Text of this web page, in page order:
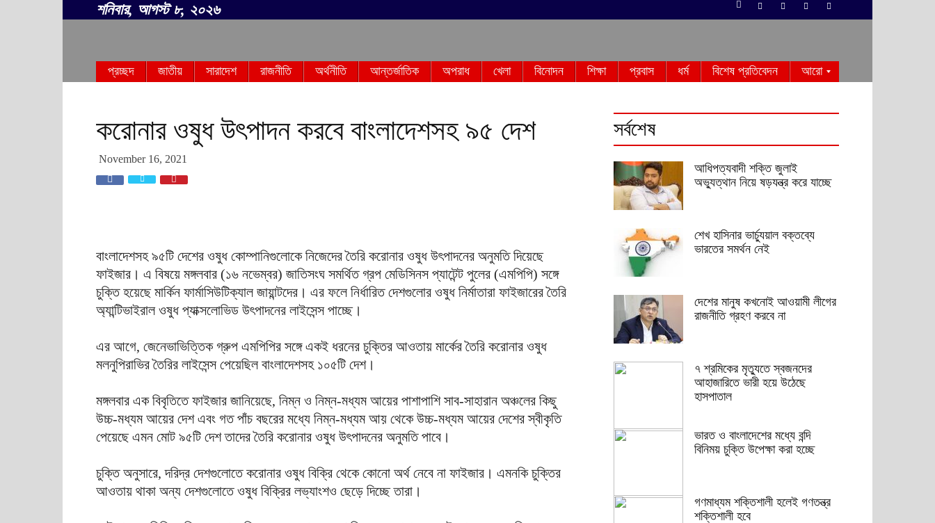
শনিবার, আগস্ট ৮, ২০২৬
বাংলা
প্রচ্ছদ জাতীয় সারাদেশ রাজনীতি অর্থনীতি আন্তর্জাতিক অপরাধ খেলা বিনোদন শিক্ষা প্রবাস ধর্ম বিশেষ প্রতিবেদন আরো
করোনার ওষুধ উৎপাদন করবে বাংলাদেশসহ ৯৫ দেশ
November 16, 2021
বাংলাদেশসহ ৯৫টি দেশের ওষুধ কোম্পানিগুলোকে নিজেদের তৈরি করোনার ওষুধ উৎপাদনের অনুমতি দিয়েছে
ফাইজার। এ বিষয়ে মঙ্গলবার (১৬ নভেম্বর) জাতিসংঘ সমর্থিত গ্রপ মেডিসিনস প্যাটেন্ট পুলের (এমপিপি) সঙ্গে
চুক্তি হয়েছে মার্কিন ফার্মাসিউটিক্যাল জায়ান্টদের। এর ফলে নির্ধারিত দেশগুলোর ওষুধ নির্মাতারা ফাইজারের তৈরি
অ্যান্টিভাইরাল ওষুধ প্যাক্সলোভিড উৎপাদনের লাইসেন্স পাচ্ছে।
এর আগে, জেনেভাভিত্তিক গ্রুপ এমপিপির সঙ্গে একই ধরনের চুক্তির আওতায় মার্কের তৈরি করোনার ওষুধ
মলনুপিরাভির তৈরির লাইসেন্স পেয়েছিল বাংলাদেশসহ ১০৫টি দেশ।
মঙ্গলবার এক বিবৃতিতে ফাইজার জানিয়েছে, নিম্ন ও নিম্ন-মধ্যম আয়ের পাশাপাশি সাব-সাহারান অঞ্চলের কিছু
উচ্চ-মধ্যম আয়ের দেশ এবং গত পাঁচ বছরের মধ্যে নিম্ন-মধ্যম আয় থেকে উচ্চ-মধ্যম আয়ের দেশের স্বীকৃতি
পেয়েছে এমন মোট ৯৫টি দেশ তাদের তৈরি করোনার ওষুধ উৎপাদনের অনুমতি পাবে।
চুক্তি অনুসারে, দরিদ্র দেশগুলোতে করোনার ওষুধ বিক্রি থেকে কোনো অর্থ নেবে না ফাইজার। এমনকি চুক্তির
আওতায় থাকা অন্য দেশগুলোতে ওষুধ বিক্রির লভ্যাংশও ছেড়ে দিচ্ছে তারা।
সর্বশেষ
আধিপত্যবাদী শক্তি জুলাই
অভ্যুত্থান নিয়ে ষড়যন্ত্র করে যাচ্ছে
শেখ হাসিনার ভার্চ্যুয়াল বক্তব্যে
ভারতের সমর্থন নেই
দেশের মানুষ কখনোই আওয়ামী লীগের
রাজনীতি গ্রহণ করবে না
৭ শ্রমিকের মৃত্যুতে স্বজনদের
আহাজারিতে ভারী হয়ে উঠেছে
হাসপাতাল
ভারত ও বাংলাদেশের মধ্যে বন্দি
বিনিময় চুক্তি উপেক্ষা করা হচ্ছে
গণমাধ্যম শক্তিশালী হলেই গণতন্ত্র
শক্তিশালী হবে